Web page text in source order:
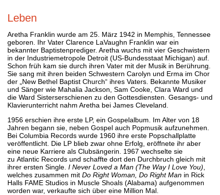
Leben
Aretha Franklin wurde am 25. März 1942 in Memphis, Tennessee
geboren. Ihr Vater Clarence LaVaughn Franklin war ein
bekannter Baptistenprediger. Aretha wuchs mit vier Geschwistern
in der Industriemetropole Detroit (US-Bundesstaat Michigan) auf.
Schon früh kam sie durch ihren Vater mit der Musik in Berührung.
Sie sang mit ihren beiden Schwestern Carolyn und Erma im Chor
der „New Bethel Baptist Church“ ihres Vaters. Bekannte Musiker
und Sänger wie Mahalia Jackson, Sam Cooke, Clara Ward und
die Ward Sisterserschienen zu den Gottesdiensten. Gesangs- und
Klavierunterricht nahm Aretha bei James Cleveland.
1956 erschien ihre erste LP, ein Gospelalbum. Im Alter von 18
Jahren begann sie, neben Gospel auch Popmusik aufzunehmen.
Bei Columbia Records wurde 1960 ihre erste Popschallplatte
veröffentlicht. Die LP blieb zwar ohne Erfolg, eröffnete ihr aber
eine neue Karriere als Clubsängerin. 1967 wechselte sie
zu Atlantic Records und schaffte dort den Durchbruch gleich mit
ihrer ersten Single. I Never Loved a Man (The Way I Love You)
welches zusammen mit Do Right Woman, Do Right Man in Rick
Halls FAME Studios in Muscle Shoals (Alabama) aufgenommen
worden war, verkaufte sich über eine Million Mal.